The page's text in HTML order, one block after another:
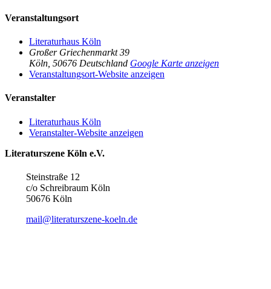
Veranstaltungsort
Literaturhaus Köln
Großer Griechenmarkt 39
Köln 50676 Deutschland Google Karte anzeigen
Veranstaltungsort-Website anzeigen
Veranstalter
Literaturhaus Köln
Veranstalter-Website anzeigen
Literaturszene Köln e.V.
Steinstraße 12
c/o Schreibraum Köln
50676 Köln
mail@literaturszene-koeln.de